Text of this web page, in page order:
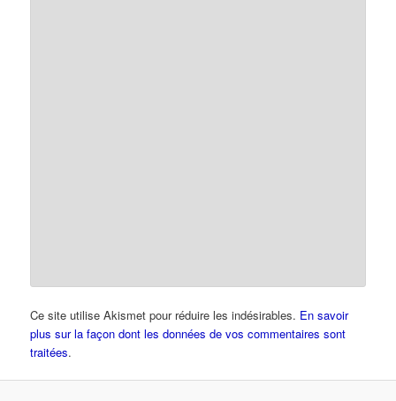
Ce site utilise Akismet pour réduire les indésirables. En savoir
plus sur la façon dont les données de vos commentaires sont
traitées.